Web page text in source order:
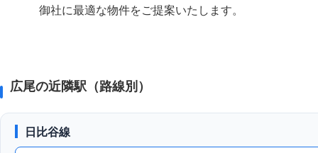
御社に最適な物件をご提案いたします。
広尾の近隣駅（路線別）
日比谷線